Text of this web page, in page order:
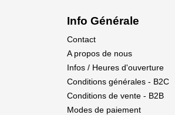
Info Générale
Contact
A propos de nous
Infos / Heures d'ouverture
Conditions générales - B2C
Conditions de vente - B2B
Modes de paiement